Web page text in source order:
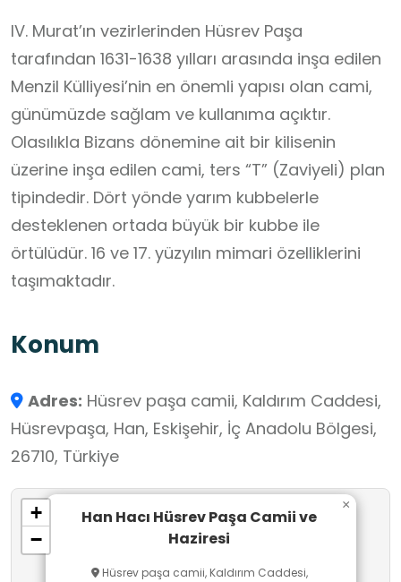
IV. Murat’ın vezirlerinden Hüsrev Paşa
tarafından 1631-1638 yılları arasında inşa edilen
Menzil Külliyesi’nin en önemli yapısı olan cami,
günümüzde sağlam ve kullanıma açıktır.
Olasılıkla Bizans dönemine ait bir kilisenin
üzerine inşa edilen cami, ters “T” (Zaviyeli) plan
tipindedir. Dört yönde yarım kubbelerle
desteklenen ortada büyük bir kubbe ile
örtülüdür. 16 ve 17. yüzyılın mimari özelliklerini
taşımaktadır.
Konum
Adres: Hüsrev paşa camii, Kaldırım Caddesi,
Hüsrevpaşa, Han, Eskişehir, İç Anadolu Bölgesi,
26710, Türkiye
Han Hacı Hüsrev Paşa Camii ve
Haziresi
Hüsrev paşa camii, Kaldırım Caddesi,
×
+
−